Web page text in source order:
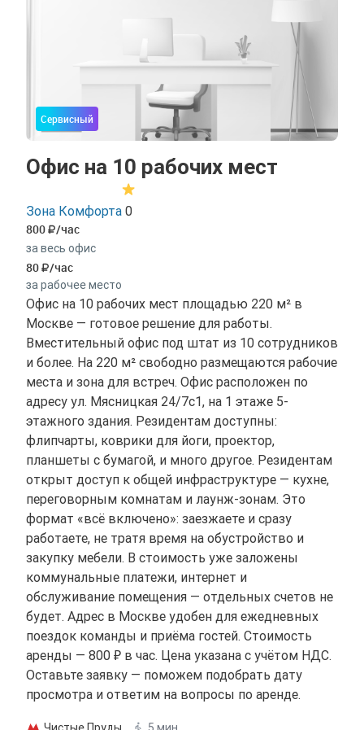
Сервисный
Офис на 10 рабочих мест
Зона Комфорта 0
800 /час
за весь офис
80 /час
за рабочее место
Офис на 10 рабочих мест площадью 220 м² в
Москве — готовое решение для работы.
Вместительный офис под штат из 10 сотрудников
и более. На 220 м² свободно размещаются рабочие
места и зона для встреч. Офис расположен по
адресу ул. Мясницкая 24/7с1, на 1 этаже 5-
этажного здания. Резидентам доступны:
флипчарты, коврики для йоги, проектор,
планшеты с бумагой, и много другое. Резидентам
открыт доступ к общей инфраструктуре — кухне,
переговорным комнатам и лаунж-зонам. Это
формат «всё включено»: заезжаете и сразу
работаете, не тратя время на обустройство и
закупку мебели. В стоимость уже заложены
коммунальные платежи, интернет и
обслуживание помещения — отдельных счетов не
будет. Адрес в Москве удобен для ежедневных
поездок команды и приёма гостей. Стоимость
аренды — 800 ₽ в час. Цена указана с учётом НДС.
Оставьте заявку — поможем подобрать дату
просмотра и ответим на вопросы по аренде.